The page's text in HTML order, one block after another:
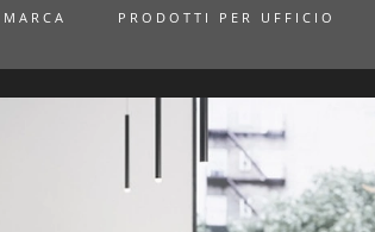
MARCA PRODOTTI PER UFFICIO